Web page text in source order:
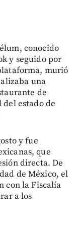
conocido
y seguido por
murió
una
de
estado de
y fue
que
directa. De
de México, el
con la Fiscalía
a los